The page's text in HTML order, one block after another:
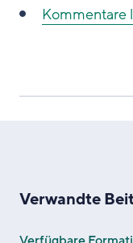
Kommentare
Verwandte